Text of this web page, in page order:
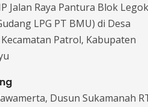
Jalan Raya Pantura Blok Legok
LPG PT BMU) di Desa
Patrol, Kabupaten
Dusun Sukamanah